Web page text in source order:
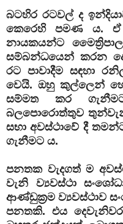
බටහිර රටවල් ද
කෙරෙහි පමණ ය.
නායකයන්ට
සම්බන්ධයෙන් කරන
රට පාවාදීම සඳහා
වෙයි. ඔහු කුල්ලෙන්
සම්මත කර
බලපොරොත්තුව
සභා අවස්ථාවේ දී
ගැනීමට ය.
පනතක වැදගත් ම
වැනි ව්‍යවස්ථා
ආණ්ඩුක්‍රම ව්‍යවස්ථාව
පනතකි. එය